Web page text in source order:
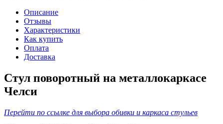
Описание
Отзывы
Характеристики
Как купить
Оплата
Доставка
Стул поворотный на металлокаркасе
Челси
Перейти по ссылке для выбора обивки и каркаса стульев